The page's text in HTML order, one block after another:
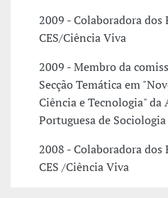
2009 - Colaboradora dos
CES/Ciência Viva
2009 - Membro da
Secção Temática em
Ciência e Tecnologia" da
Portuguesa de Sociologia
2008 - Colaboradora dos
CES /Ciência Viva